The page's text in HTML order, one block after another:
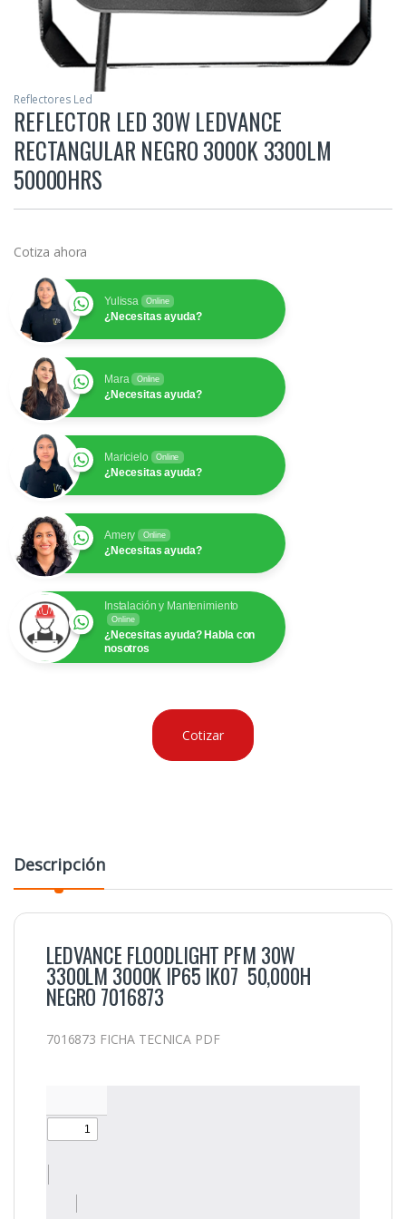
Reflectores Led
REFLECTOR LED 30W LEDVANCE
RECTANGULAR NEGRO 3000K 3300LM
50000HRS
Cotiza ahora
Yulissa Online
¿Necesitas ayuda?
Mara Online
¿Necesitas ayuda?
Maricielo Online
¿Necesitas ayuda?
Amery Online
¿Necesitas ayuda?
Instalación y Mantenimiento
Online
¿Necesitas ayuda? Habla con
nosotros
Cotizar
Descripción
LEDVANCE FLOODLIGHT PFM 30W
3300LM 3000K IP65 IK07 50,000H
NEGRO 7016873
7016873 FICHA TECNICA PDF